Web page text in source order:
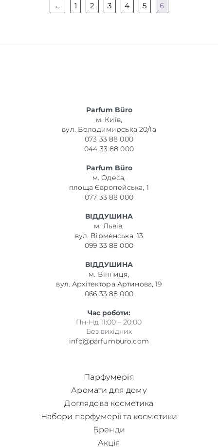
← 1 2 3 4 5 6
Parfum Büro
м. Київ,
вул. Володимирська 20/1а
073 33 88 000
044 33 88 000
Parfum Büro
м. Одеса,
площа Європейська, 1
077 33 88 000
ВІДДУШИНА
м. Львів,
вул. Вірменська, 13
099 33 88 000
ВІДДУШИНА
м. Вінниця,
вул. Архітектора Артинова, 19
066 33 88 000
Час роботи:
Пн-Нд 11:00 – 20:00
Без вихідних
info@parfumburo.com
Парфумерія
Аромати для дому
Доглядова косметика
Набори парфумерії та косметики
Бренди
Акція